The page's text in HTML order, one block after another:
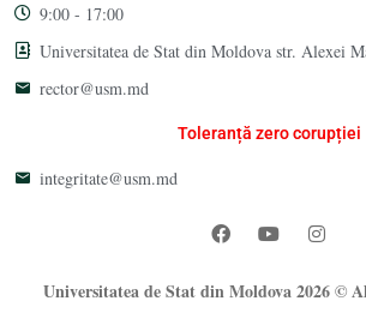
9:00 - 17:00
Universitatea de Stat din Moldova str. Alexei
rector@usm.md
Toleranță zero corupției
integritate@usm.md
Universitatea de Stat din Moldova 2026 ©